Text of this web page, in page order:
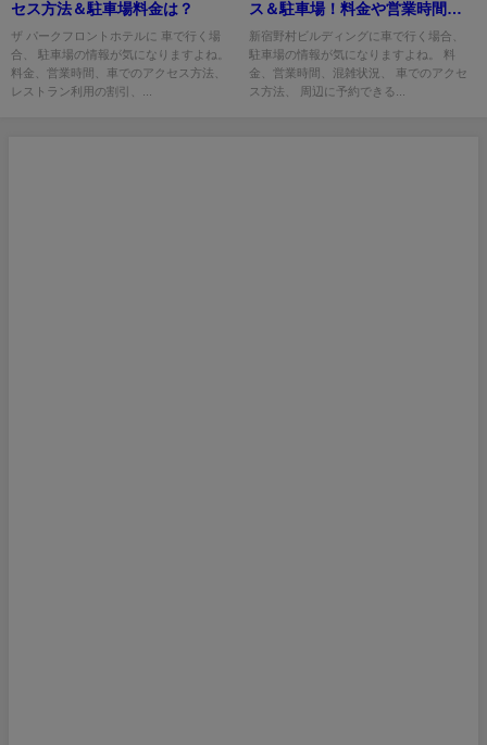
セス方法＆駐車場料金は？
ザ パークフロントホテルに 車で行く場
合、 駐車場の情報が気になりますよね。
料金、営業時間、車でのアクセス方法、
レストラン利用の割引、...
ス＆駐車場！料金や営業時間・
入り方は？
新宿野村ビルディングに車で行く場合、
駐車場の情報が気になりますよね。 料
金、営業時間、混雑状況、 車でのアクセ
ス方法、 周辺に予約できる...